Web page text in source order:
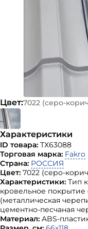
Цвет:7022 (серо-
Характеристики
ID товара: ТХ63088
Торговая марка: Fakro
Страна: РОССИЯ
Цвет: 7022 (серо-
Характеристики: Тип
кровельное
(металлическая
цементно-песчаная
Материал: ABS-